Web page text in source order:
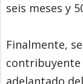
seis meses y
Finalmente,
contribuyente
adelantado